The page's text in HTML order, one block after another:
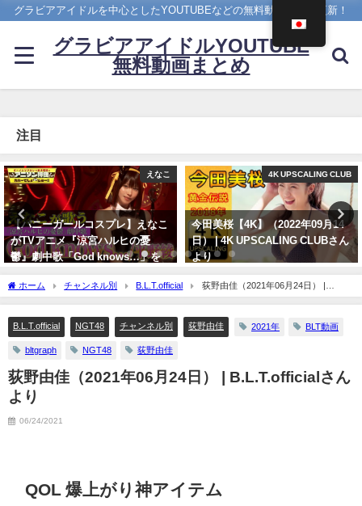
グラビアアイドルを中心としたYOUTUBEなどの無料動画を日々更新！
グラビアアイドルYOUTUBE
無料動画まとめ
注目
4K UPSCALING CLUB
今田美桜【4K】（2022年09月14
日） | 4K UPSCALING CLUBさん
より
ヤンジャン
雪平莉左 -【4Kムービーグラビ
ア】２週連続表紙！令和最高の美
ボディ・雪平莉左ちゃんが"微笑
みの国"タイで魅せる女神の微笑
み！カラフルでビビッドな水着撮
影に最高画質で没入密着！【メイ
キング】（2023年07月06日） | ヤ
ンジャンTV【集英社ヤングジャ
07/06/2023
ホーム チャンネル別 B.L.T.official
荻野由佳（2021年06月24日） |
B.L.T.officialさんより
B.L.T.official NGT48 チャンネル別 荻野由佳 2021年 BLT動画
bltgraph NGT48 荻野由佳
荻野由佳（2021年06月24日） | B.L.T.officialさん
より
06/24/2021
QOL 爆上がり神アイテム